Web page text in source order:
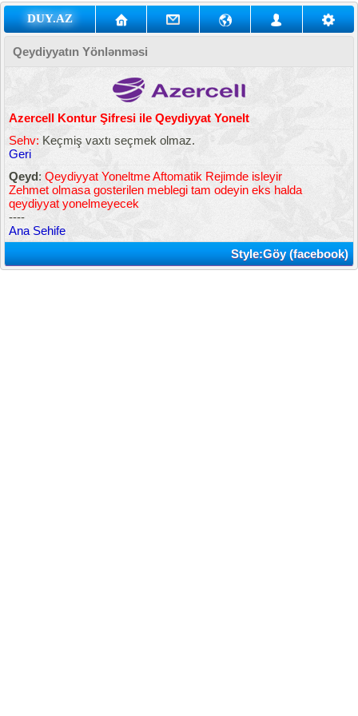
DUY.AZ
Qeydiyyatın Yönlənməsi
Azercell Kontur Şifresi ile Qeydiyyat Yonelt
Sehv:Keçmiş vaxtı seçmek olmaz.
Geri
Qeyd: Qeydiyyat Yoneltme Aftomatik Rejimde isleyir
Zehmet olmasa gosterilen meblegi tam odeyin eks halda
qeydiyyat yonelmeyecek
----
Ana Sehife
Style:Göy (facebook)